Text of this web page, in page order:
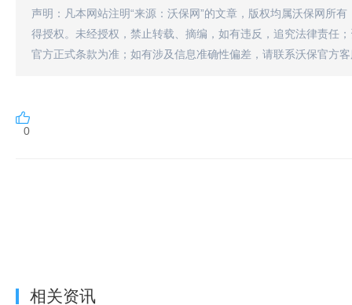
声明：凡本网站注明“来源：沃保网”的文章，版权均属沃保网所
得授权。未经授权，禁止转载、摘编，如有违反，追究法律责任
官方正式条款为准；如有涉及信息准确性偏差，请联系沃保官方
0
相关资讯